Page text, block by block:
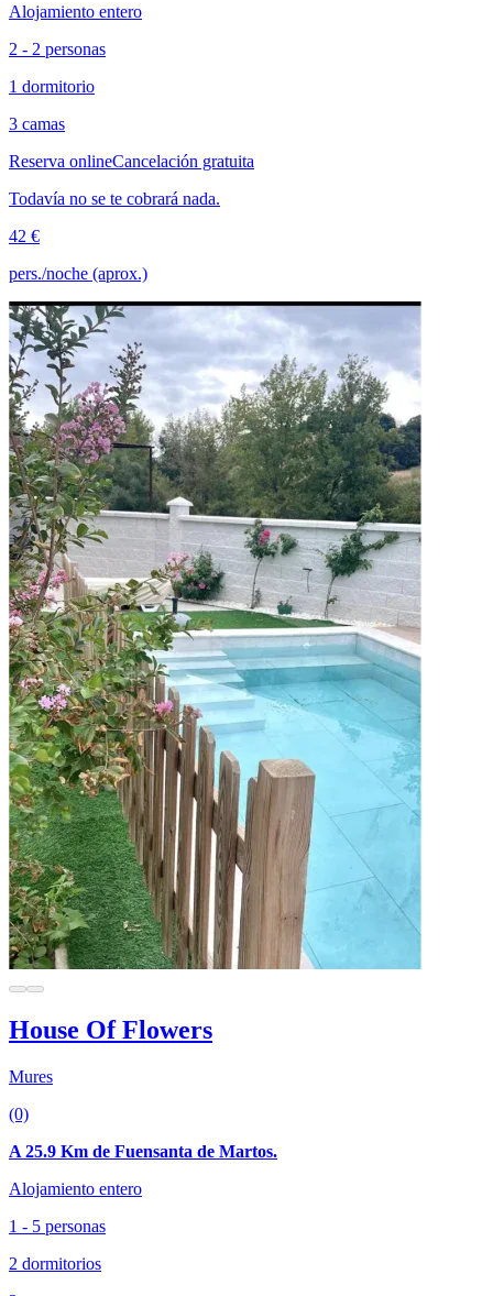
Alojamiento entero
2 - 2 personas
1 dormitorio
3 camas
Reserva onlineCancelación gratuita
Todavía no se te cobrará nada.
42 €
pers./noche (aprox.)
House Of Flowers
Mures
(0)
A 25.9 Km de Fuensanta de Martos.
Alojamiento entero
1 - 5 personas
2 dormitorios